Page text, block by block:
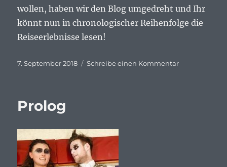
wollen, haben wir den Blog umgedreht und Ihr
könnt nun in chronologischer Reihenfolge die
Reiseerlebnisse lesen!
Veröffentlicht
7. September 2018 Schreibe einen Kommentarzu
Prolog